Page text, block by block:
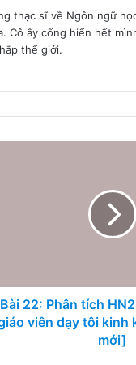
thạc sĩ về Ngôn ngữ
Cô ấy cống hiến hết
thế giới.
Bài 22: Phân tích
viên dạy tôi kinh
mới]